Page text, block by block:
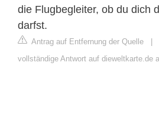
die Flugbegleiter, ob du dich
darfst.
Antrag auf Entfernung der Quelle |
vollständige Antwort auf dieweltkarte.de